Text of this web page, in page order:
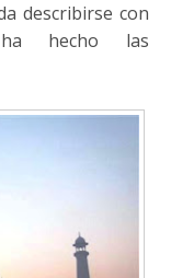
describirse con
hecho las